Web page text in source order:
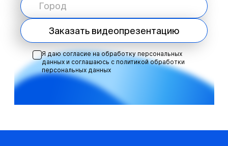
Заказать видеопрезентацию
Я даю согласие на обработку персональных
данных и соглашаюсь с политикой обработки
персональных данных